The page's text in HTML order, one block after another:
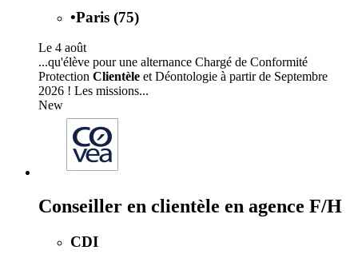
•Paris (75)
Le 4 août
...qu'élève pour une alternance Chargé de Conformité
Protection Clientèle et Déontologie à partir de Septembre
2026 ! Les missions...
New
Conseiller en clientèle en agence F/H
CDI